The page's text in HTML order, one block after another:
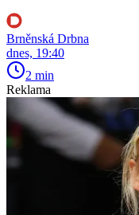
Brněnská Drbna
dnes, 19:40
2 min
Reklama